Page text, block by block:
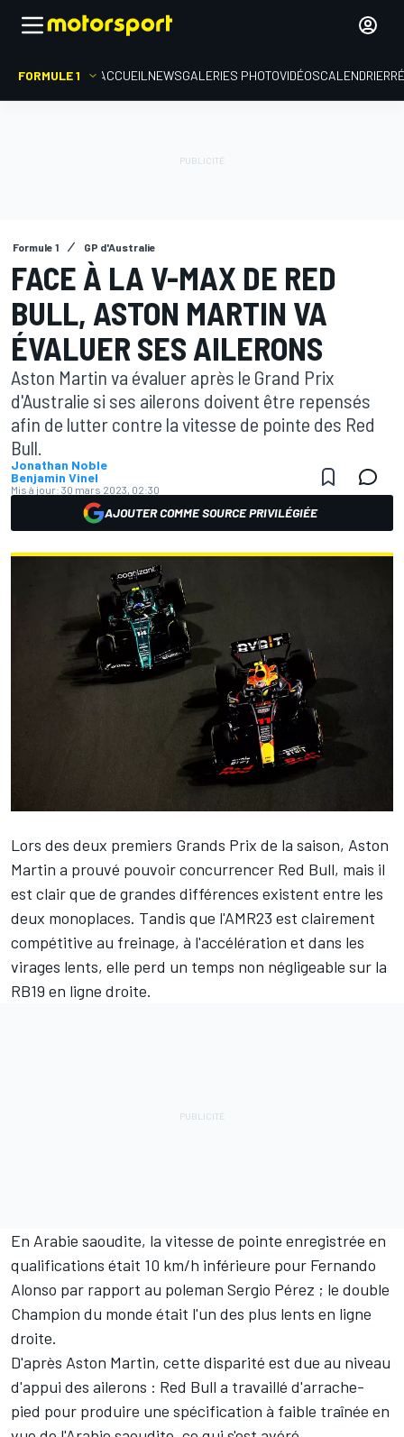
FORMULE 1 ACCUEIL NEWSGALERIES PHOTOVIDÉOSCALENDRIER
Formule 1 GP d'Australie
FACE À LA V-MAX DE RED
BULL, ASTON MARTIN VA
ÉVALUER SES AILERONS
Aston Martin va évaluer après le Grand Prix
d'Australie si ses ailerons doivent être repensés
afin de lutter contre la vitesse de pointe des Red
Bull.
Jonathan Noble
Benjamin Vinel
Mis à jour: 30 mars 2023, 02:30
AJOUTER COMME SOURCE PRIVILÉGIÉE
Lors des deux premiers Grands Prix de la saison, Aston
Martin a prouvé pouvoir concurrencer Red Bull, mais il
est clair que de grandes différences existent entre les
deux monoplaces. Tandis que l'AMR23 est clairement
compétitive au freinage, à l'accélération et dans les
virages lents, elle perd un temps non négligeable sur la
RB19 en ligne droite.
En Arabie saoudite, la vitesse de pointe enregistrée en
qualifications était 10 km/h inférieure pour Fernando
Alonso par rapport au poleman Sergio Pérez ; le double
Champion du monde était l'un des plus lents en ligne
droite.
D'après Aston Martin, cette disparité est due au niveau
d'appui des ailerons : Red Bull a travaillé d'arrache-
pied pour produire une spécification à faible traînée en